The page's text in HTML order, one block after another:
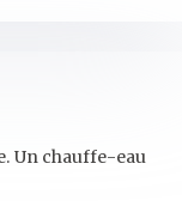
Un chauffe-eau